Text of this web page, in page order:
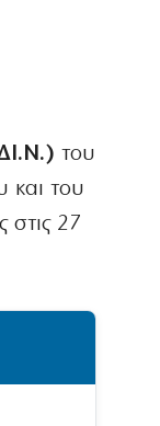
του
και του
στις 27